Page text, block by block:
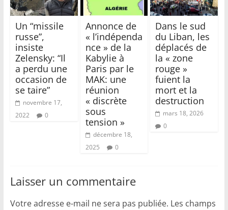
Un “missile
russe”,
insiste
Zelensky: “Il
a perdu une
occasion de
se taire”
novembre 17,
2022
0
Annonce de
« l’indépenda
nce » de la
Kabylie à
Paris par le
MAK: une
réunion
« discrète
sous
tension »
décembre 18,
2025
0
Dans le sud
du Liban, les
déplacés de
la « zone
rouge »
fuient la
mort et la
destruction
mars 18, 2026
0
Laisser un commentaire
Votre adresse e-mail ne sera pas publiée. Les champs